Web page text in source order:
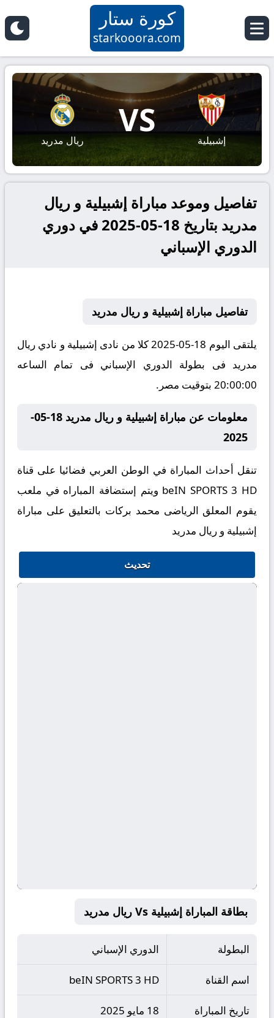
كورة ستار
starkooora.com
إشبيلية
VS
ريال مدريد
تفاصيل وموعد مباراة إشبيلية و ريال
مدريد بتاريخ 18-05-2025 في دوري
الدوري الإسباني
تفاصيل مباراة إشبيلية و ريال مدريد
يلتقى اليوم 18-05-2025 كلا من نادى إشبيلية و نادي ريال
مدريد فى بطولة الدوري الإسباني فى تمام الساعه
20:00:00 بتوقيت مصر.
معلومات عن مباراة إشبيلية و ريال مدريد 18-05-
2025
تنقل أحداث المباراة في الوطن العربي فضائيا على قناة
beIN SPORTS 3 HD ويتم إستضافة المباراه في ملعب
يقوم المعلق الرياضى محمد بركات بالتعليق على مباراة
إشبيلية و ريال مدريد
تحديث
بطاقة المباراة إشبيلية Vs ريال مدريد
البطولة الدوري الإسباني
اسم القناة beIN SPORTS 3 HD
تاريخ المباراة 18 مايو 2025